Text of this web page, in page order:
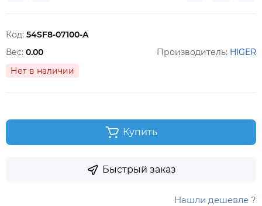
Код: 54SF8-07100-A
Производитель: HIGER
Нет в наличии
Вес: 0.00
Купить
Быстрый заказ
Нашли дешевле ?